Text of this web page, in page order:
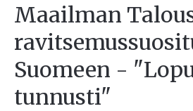
Maailman
Suomeen -
tunnusti"